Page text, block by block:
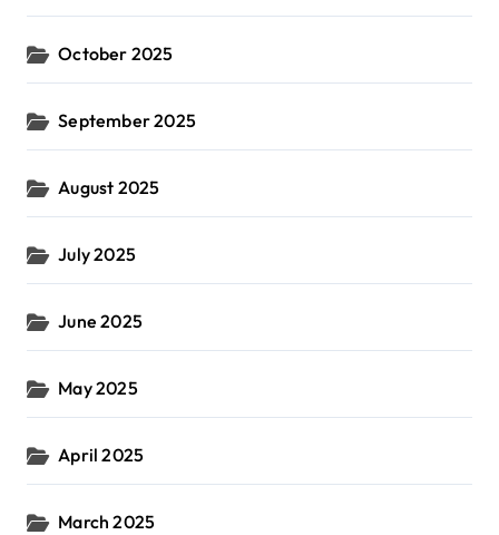
October 2025
September 2025
August 2025
July 2025
June 2025
May 2025
April 2025
March 2025